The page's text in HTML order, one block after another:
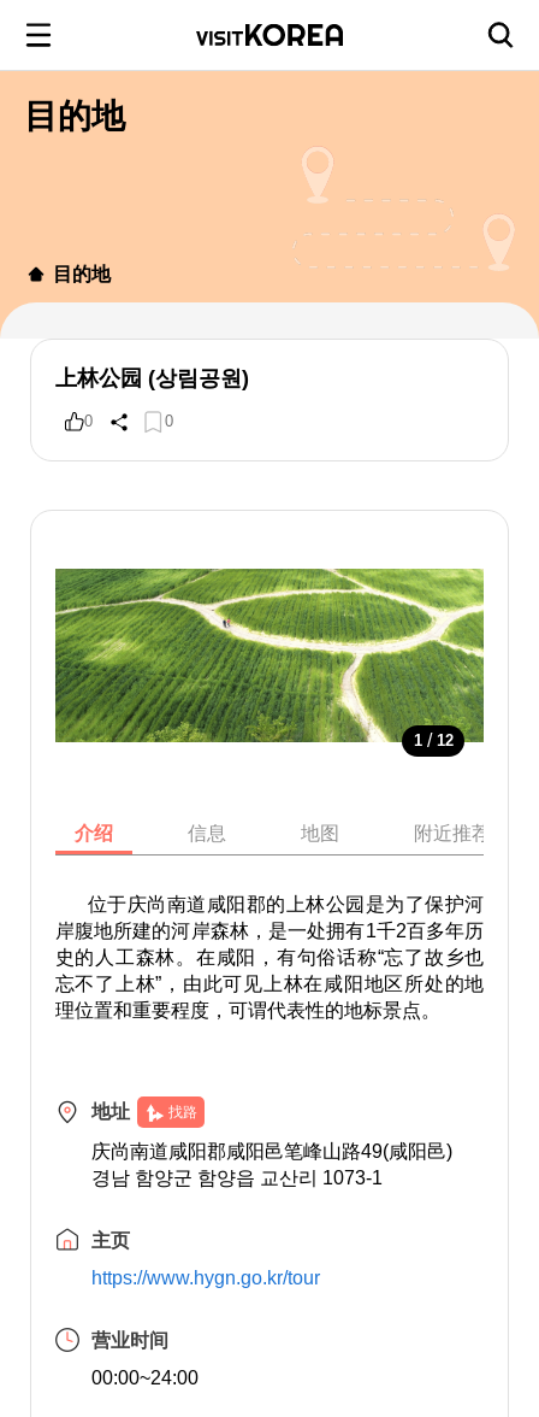
目的地
目的地
上林公园 (상림공원)
0 0
1 / 12
介绍 信息 地图 附近推荐景点
位于庆尚南道咸阳郡的上林公园是为了保护河
岸腹地所建的河岸森林，是一处拥有1千2百多年历
史的人工森林。在咸阳，有句俗话称“忘了故乡也
忘不了上林”，由此可见上林在咸阳地区所处的地
理位置和重要程度，可谓代表性的地标景点。
地址 找路
庆尚南道咸阳郡咸阳邑笔峰山路49(咸阳邑)
경남 함양군 함양읍 교산리 1073-1
主页
https://www.hygn.go.kr/tour
营业时间
00:00~24:00